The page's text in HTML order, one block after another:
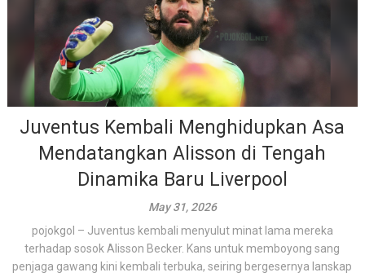
Juventus Kembali Menghidupkan Asa
Mendatangkan Alisson di Tengah
Dinamika Baru Liverpool
May 31, 2026
pojokgol – Juventus kembali menyulut minat lama mereka
terhadap sosok Alisson Becker. Kans untuk memboyong sang
penjaga gawang kini kembali terbuka, seiring bergesernya lanskap